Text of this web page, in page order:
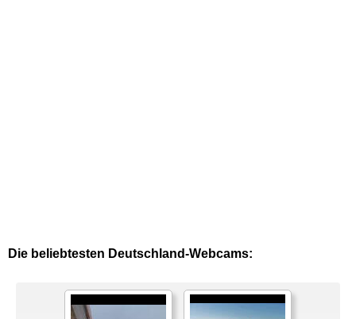
Die beliebtesten Deutschland-Webcams: